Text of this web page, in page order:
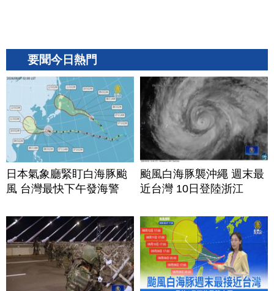
要聞今日熱門
日本氣象廳緊盯白海豚颱
風 台灣最快下午發海警
颱風白海豚襲沖繩 週末最
近台灣 10日登陸浙江